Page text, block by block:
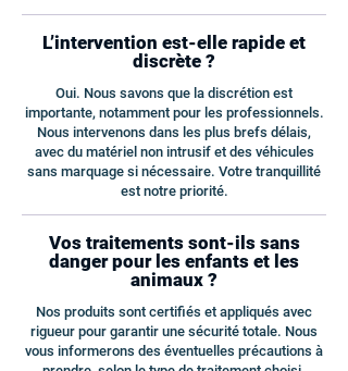
L’intervention est-elle rapide et
discrète ?
Oui. Nous savons que la discrétion est
importante, notamment pour les professionnels.
Nous intervenons dans les plus brefs délais,
avec du matériel non intrusif et des véhicules
sans marquage si nécessaire. Votre tranquillité
est notre priorité.
Vos traitements sont-ils sans
danger pour les enfants et les
animaux ?
Nos produits sont certifiés et appliqués avec
rigueur pour garantir une sécurité totale. Nous
vous informerons des éventuelles précautions à